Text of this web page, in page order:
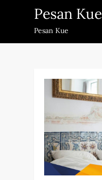
Pesan Kue
Pesan Kue